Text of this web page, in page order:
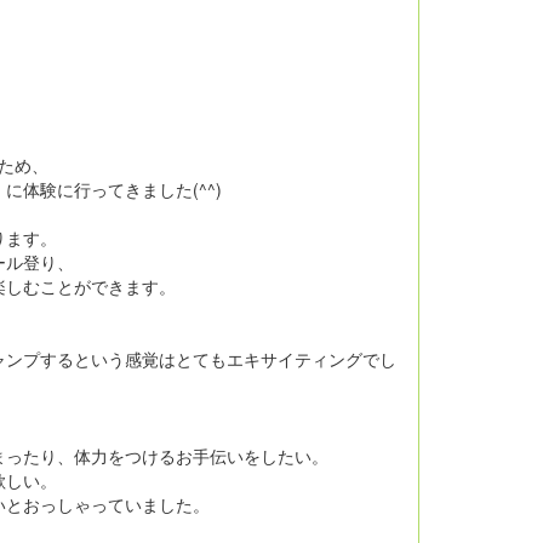
、
体験に行ってきました(^^)
す。
登り、
むことができます。
プするという感覚はとてもエキサイティングでし
たり、体力をつけるお手伝いをしたい。
い。
おっしゃっていました。